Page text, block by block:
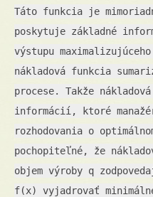
Táto funkcia je
poskytuje základné
výstupu
nákladová funkcia
procese. Takže
informácií, ktoré
rozhodovania o
pochopiteľné, že
objem výroby q
f(x) vyjadrovať